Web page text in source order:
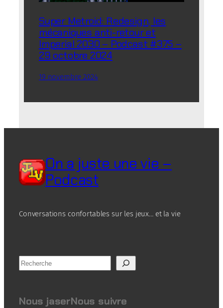
Super Metroid: Redesign, les
mécaniques anti-retour et
Imperial 2030 – Podcast #375 –
29 octobre 2024
19 novembre 2024
On a juste une vie –
Podcast
Conversations confortables sur les jeux… et la vie
R
e
e
Nous jaserNous suivre